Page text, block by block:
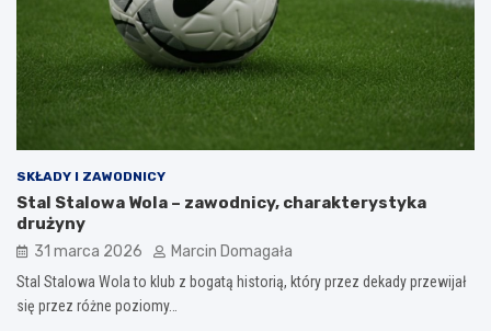
SKŁADY I ZAWODNICY
Stal Stalowa Wola – zawodnicy, charakterystyka
drużyny
31 marca 2026 Marcin Domagała
Stal Stalowa Wola to klub z bogatą historią, który przez dekady przewijał
się przez różne poziomy…